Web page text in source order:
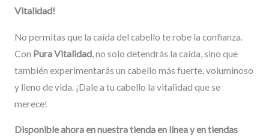
Vitalidad!
No permitas que la caída del cabello te robe la confianza.
Con Pura Vitalidad, no solo detendrás la caída, sino que
también experimentarás un cabello más fuerte, voluminoso
y lleno de vida. ¡Dale a tu cabello la vitalidad que se
merece!
Disponible ahora en nuestra tienda en línea y en tiendas